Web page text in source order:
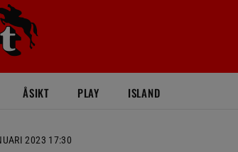
ÅSIKT PLAY ISLAND
2023 17:30